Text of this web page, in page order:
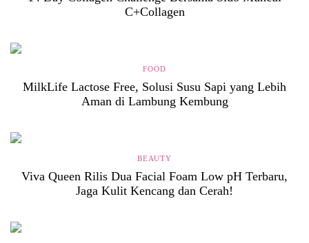
C+Collagen
FOOD
MilkLife Lactose Free, Solusi Susu Sapi yang Lebih
Aman di Lambung Kembung
BEAUTY
Viva Queen Rilis Dua Facial Foam Low pH Terbaru,
Jaga Kulit Kencang dan Cerah!